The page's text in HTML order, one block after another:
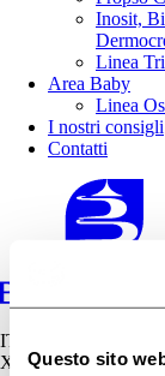
Questo sito
Inosit,
Linea
Area Baby
Linea
I nostri consigli
Contatti
IT
X